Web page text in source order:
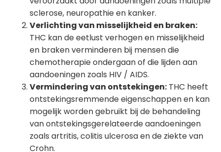
sclerose, neuropathie en kanker.
Verlichting van misselijkheid en braken:
THC kan de eetlust verhogen en misselijkheid
en braken verminderen bij mensen die
chemotherapie ondergaan of die lijden aan
aandoeningen zoals HIV / AIDS.
Vermindering van ontstekingen: THC heeft
ontstekingsremmende eigenschappen en kan
mogelijk worden gebruikt bij de behandeling
van ontstekingsgerelateerde aandoeningen
zoals artritis, colitis ulcerosa en de ziekte van
Crohn.